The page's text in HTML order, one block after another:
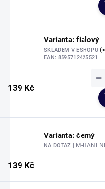
Varianta: fialový
SKLADEM V ESHOPU
EAN: 8595712425521
139 Kč
−
Varianta: černý
NA DOTAZ | M-
139 Kč